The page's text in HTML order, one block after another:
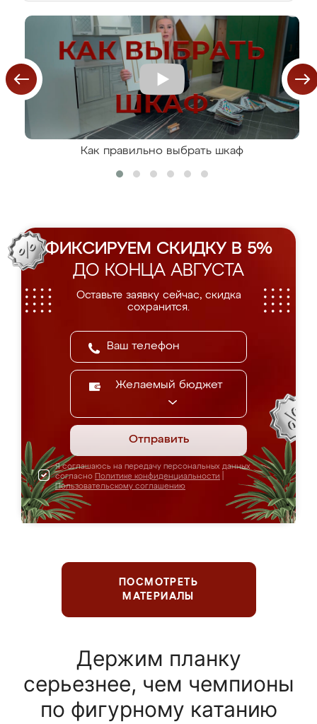
Как правильно выбрать шкаф
ФИКСИРУЕМ СКИДКУ В 5%
ДО КОНЦА АВГУСТА
Оставьте заявку сейчас, скидка
сохранится.
Желаемый бюджет
Отправить
Я соглашаюсь на передачу персональных данных
согласно Политике конфиденциальности
Пользовательскому соглашению
ПОСМОТРЕТЬ
МАТЕРИАЛЫ
Держим планку
серьезнее, чем чемпионы
по фигурному катанию